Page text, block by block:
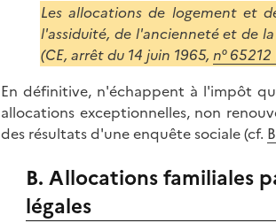
Les allocations de logement et
l'assiduité, de l'ancienneté et de
(CE, arrêt du 14 juin 1965, n° 65212
En définitive, n'échappent à l'impôt
allocations exceptionnelles, non
des résultats d'une enquête sociale (cf.
B. Allocations familiales
légales